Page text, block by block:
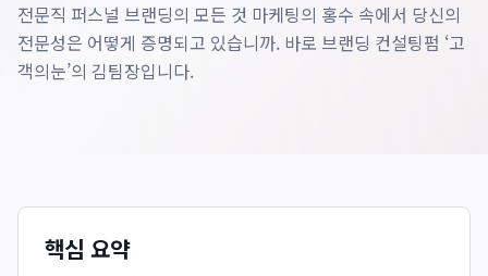
전문직 퍼스널 브랜딩의 모든 것 마케팅의 홍수 속에서 당신의
전문성은 어떻게 증명되고 있습니까. 바로 브랜딩 컨설팅펌 ‘고
객의눈’의 김팀장입니다.
핵심 요약